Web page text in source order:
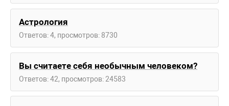
Астрология
Ответов: 4, просмотров: 8730
Вы считаете себя необычным человеком?
Ответов: 42, просмотров: 24583